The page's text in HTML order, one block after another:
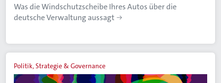
Was die Windschutzscheibe Ihres Autos über die
deutsche Verwaltung aussagt
Politik, Strategie & Governance